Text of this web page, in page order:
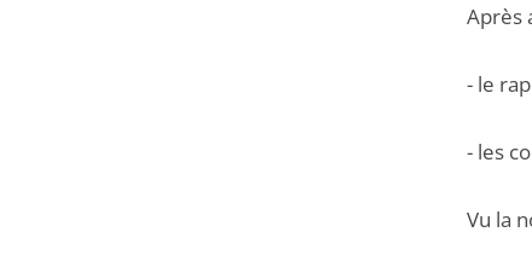
Après
- le
- les
Vu la